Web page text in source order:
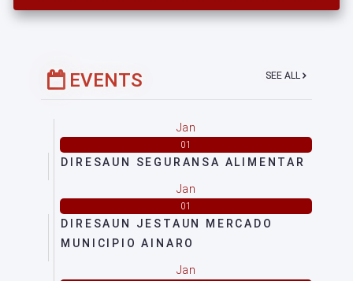
EVENTS SEE ALL
Jan
01
DIRESAUN SEGURANSA ALIMENTAR
Jan
01
DIRESAUN JESTAUN MERCADO
MUNICIPIO AINARO
Jan